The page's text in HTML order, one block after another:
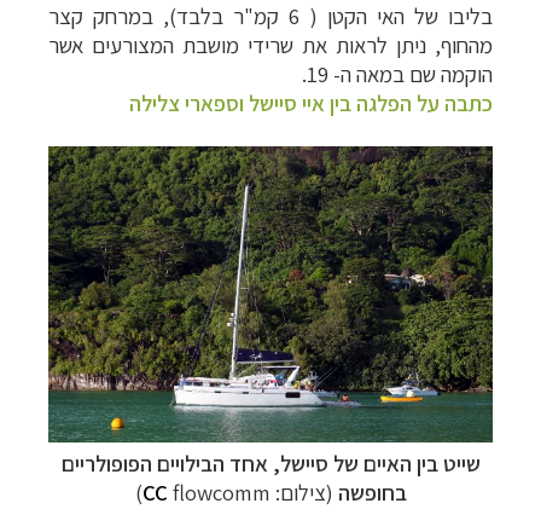
בליבו של האי הקטן ( 6 קמ"ר בלבד), במרחק קצר
מהחוף, ניתן לראות את שרידי מושבת המצורעים אשר
הוקמה שם במאה ה- 19.
כתבה על הפלגה בין איי סיישל וספארי צלילה
שייט בין האיים של סיישל, אחד הבילויים הפופולריים
בחופשה (צילום: CC flowcomm)